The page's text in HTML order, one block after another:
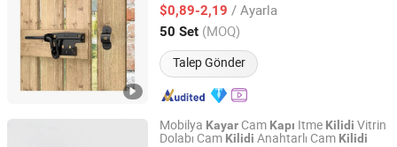
$0,89-2,19 / Ayarla
50 Set (MOQ)
Talep Gönder
Zhejiang, China Fiyat 2022
Mobilya Kayar Cam Kapı Itme Kilidi Vitrin
Dolabı Cam Kilidi Anahtarlı Cam Kilidi